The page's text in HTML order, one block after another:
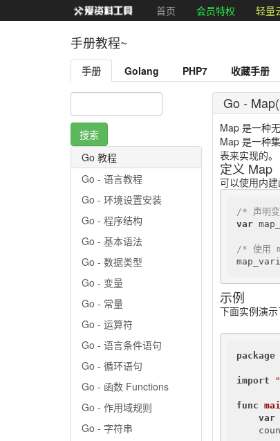
首页 会员特权 轻量
手册教程~
手册 Golang PHP7 收藏手册
Go 教程
Go - 语言教程
Go - 环境设置安装
Go - 程序结构
Go - 基本语法
Go - 数据类型
Go - 变量
Go - 常量
Go - 运算符
Go - 语言条件语句
Go - 循环语句
Go - 函数 Functions
Go - 作用域规则
Go - 字符串
Go -
Map 是一种
Map 是一种
表来实现的。
定义 Map
可以使用内
/* 声明
var
/* 使用
示例
下面实例演
package
import
func
var